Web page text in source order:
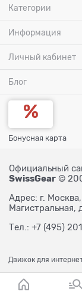
Категории
Информация
Личный кабинет
Блог
Бонусная карта
Официальный
SwissGear ©
Адрес: г.
Магистральная,
Тел.: +7 (495)
Движок для